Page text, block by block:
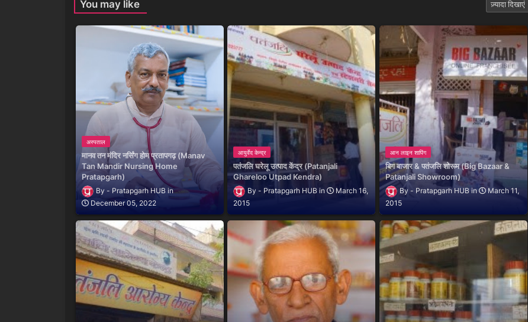
You may like ज़्यादा दिखाएं
अस्पताल
मानव तन मंदिर नर्सिंग होम प्रतापगढ़ (Manav
Tan Mandir Nursing Home
Pratapgarh)
Pratapgarh HUB
December 05, 2022
आयुर्वेद केन्द्र
पतंजलि घरेलू उत्पाद केंद्र (Patanjali
Ghareloo Utpad Kendra)
Pratapgarh HUB
March 16,
2015
आन लाइन शापिंग
बिग बाजार & पतंजलि शोरूम (Big Bazaar &
Patanjali Showroom)
Pratapgarh HUB
March 11,
2015